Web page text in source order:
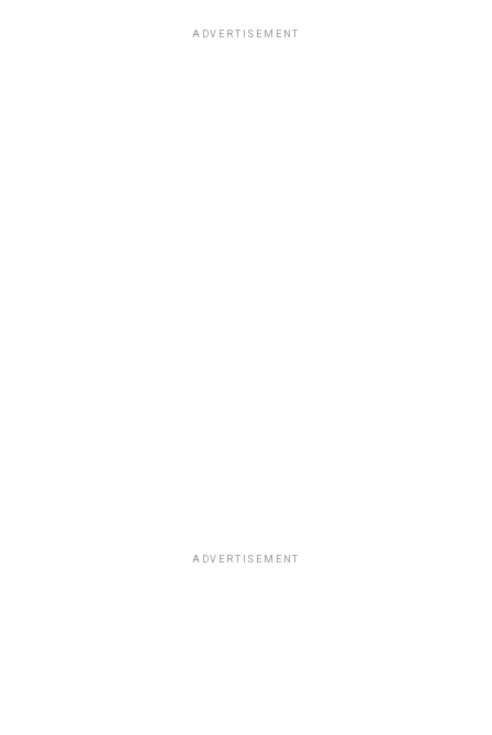
ADVERTISEMENT
ADVERTISEMENT